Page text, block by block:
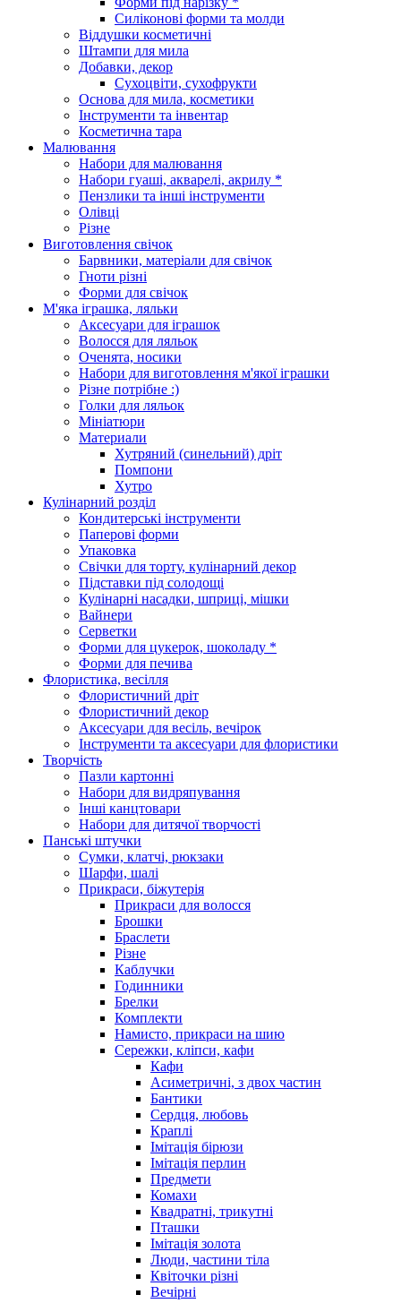
Силіконові форми та молди
Віддушки косметичні
Штампи для мила
Добавки, декор
Сухоцвіти, сухофрукти
Основа для мила, косметики
Інструменти та інвентар
Косметична тара
Малювання
Набори для малювання
Набори гуаші, акварелі, акрилу *
Пензлики та інші інструменти
Олівці
Різне
Виготовлення свічок
Барвники, матеріали для свічок
Гноти різні
Форми для свічок
М'яка іграшка, ляльки
Аксесуари для іграшок
Волосся для ляльок
Оченята, носики
Набори для виготовлення м'якої іграшки
Різне потрібне :)
Голки для ляльок
Мініатюри
Материали
Хутряний (синельний) дріт
Помпони
Хутро
Кулінарний розділ
Кондитерські інструменти
Паперові форми
Упаковка
Свічки для торту, кулінарний декор
Підставки під солодощі
Кулінарні насадки, шприці, мішки
Вайнери
Серветки
Форми для цукерок, шоколаду *
Форми для печива
Флористика, весілля
Флористичний дріт
Флористичний декор
Аксесуари для весіль, вечірок
Інструменти та аксесуари для флористики
Творчість
Пазли картонні
Набори для видряпування
Інші канцтовари
Набори для дитячої творчості
Панські штучки
Сумки, клатчі, рюкзаки
Шарфи, шалі
Прикраси, біжутерія
Прикраси для волосся
Брошки
Браслети
Різне
Каблучки
Годинники
Брелки
Комплекти
Намисто, прикраси на шию
Сережки, кліпси, кафи
Кафи
Асиметричні, з двох частин
Бантики
Сердця, любовь
Краплі
Імітація бірюзи
Імітація перлин
Предмети
Комахи
Квадратні, трикутні
Пташки
Імітація золота
Люди, частини тіла
Квіточки різні
Вечірні